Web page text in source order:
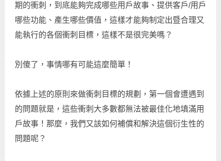
期的衝刺，到底能夠完成哪些用戶故事、提供客戶/用戶
哪些功能、產生哪些價值，這樣才能夠制定出暨合理又
能執行的各個衝刺目標，這樣不是很完美嗎？
別傻了，事情哪有可能這麼簡單！
依據上述的原則來做衝刺目標的規劃，第一個會遭遇到
的問題就是，這些衝刺大多數都無法被最佳化地填滿用
戶故事！那麼，我們又該如何補償和解決這個衍生性的
問題呢？